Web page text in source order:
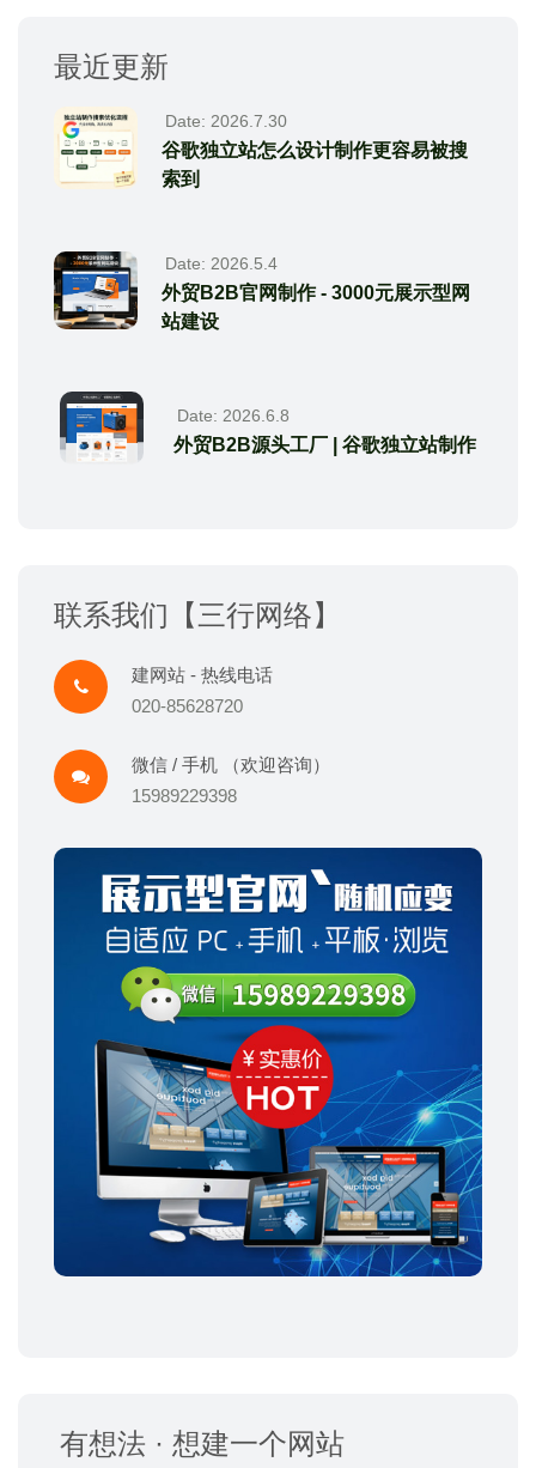
最近更新
Date: 2026.7.30
谷歌独立站怎么设计制作更容易被搜
索到
Date: 2026.5.4
外贸B2B官网制作 - 3000元展示型网
站建设
Date: 2026.6.8
外贸B2B源头工厂 | 谷歌独立站制作
联系我们【三行网络】
建网站 - 热线电话
020-85628720
微信 / 手机 （欢迎咨询）
15989229398
有想法 · 想建一个网站